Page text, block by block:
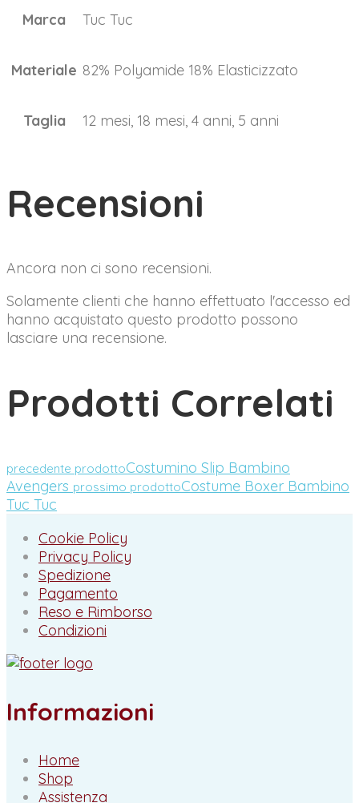
Marca Tuc Tuc
Materiale 82% Polyamide 18% Elasticizzato
Taglia 12 mesi, 18 mesi, 4 anni, 5 anni
Recensioni
Ancora non ci sono recensioni.
Solamente clienti che hanno effettuato l'accesso ed
hanno acquistato questo prodotto possono
lasciare una recensione.
Prodotti Correlati
precedente prodottoCostumino Slip Bambino
Avengers prossimo prodottoCostume Boxer Bambino
Tuc Tuc
Cookie Policy
Privacy Policy
Spedizione
Pagamento
Reso e Rimborso
Condizioni
Informazioni
Home
Shop
Assistenza